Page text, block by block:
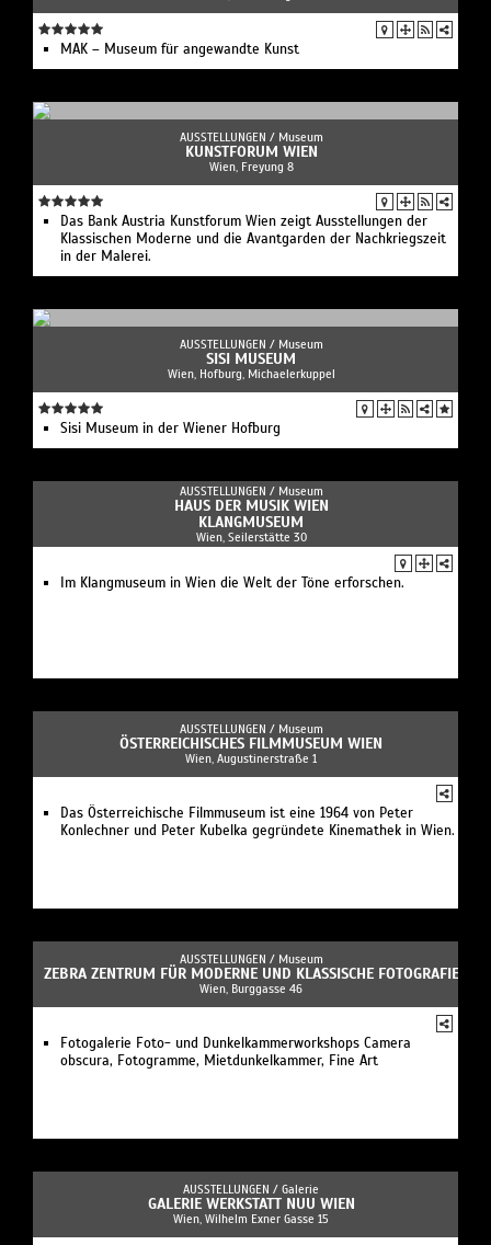
MAK – Museum für angewandte Kunst
AUSSTELLUNGEN / Museum
KUNSTFORUM WIEN
Wien, Freyung 8
Das Bank Austria Kunstforum Wien zeigt Ausstellungen der
Klassischen Moderne und die Avantgarden der Nachkriegszeit
in der Malerei.
AUSSTELLUNGEN / Museum
SISI MUSEUM
Wien, Hofburg, Michaelerkuppel
Sisi Museum in der Wiener Hofburg
AUSSTELLUNGEN / Museum
HAUS DER MUSIK WIEN
KLANGMUSEUM
Wien, Seilerstätte 30
Im Klangmuseum in Wien die Welt der Töne erforschen.
AUSSTELLUNGEN / Museum
ÖSTERREICHISCHES FILMMUSEUM WIEN
Wien, Augustinerstraße 1
Das Österreichische Filmmuseum ist eine 1964 von Peter
Konlechner und Peter Kubelka gegründete Kinemathek in Wien.
AUSSTELLUNGEN / Museum
ZEBRA ZENTRUM FÜR MODERNE UND KLASSISCHE FOTOGRAFIE
Wien, Burggasse 46
Fotogalerie Foto- und Dunkelkammerworkshops Camera
obscura, Fotogramme, Mietdunkelkammer, Fine Art
AUSSTELLUNGEN / Galerie
GALERIE WERKSTATT NUU WIEN
Wien, Wilhelm Exner Gasse 15